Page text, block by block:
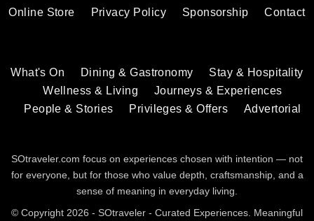
Online Store Privacy Policy Sponsorship Contact
What's On Dining & Gastronomy
Stay & Hospitality
Wellness & Living
Journeys & Experiences
People & Stories
Privileges & Offers Advertorial
SOtraveler.com focus on experiences chosen with intention — not
for everyone, but for those who value depth, craftsmanship, and a
sense of meaning in everyday living.
© Copyright 2026 - SOtraveler - Curated Experiences. Meaningful